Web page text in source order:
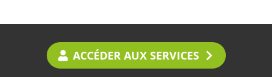
ACCÉDER AUX SERVICES